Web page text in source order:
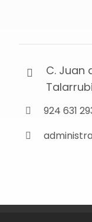
C. Juan
924 631